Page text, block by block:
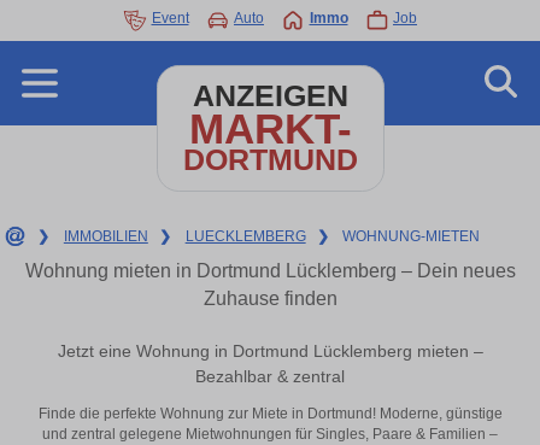
Event Auto Immo Job
ANZEIGEN
MARKT-
DORTMUND
❯ IMMOBILIEN ❯ LUECKLEMBERG ❯ WOHNUNG-MIETEN
Wohnung mieten in Dortmund Lücklemberg – Dein neues
Zuhause finden
Jetzt eine Wohnung in Dortmund Lücklemberg mieten –
Bezahlbar & zentral
Finde die perfekte Wohnung zur Miete in Dortmund! Moderne, günstige
und zentral gelegene Mietwohnungen für Singles, Paare & Familien –